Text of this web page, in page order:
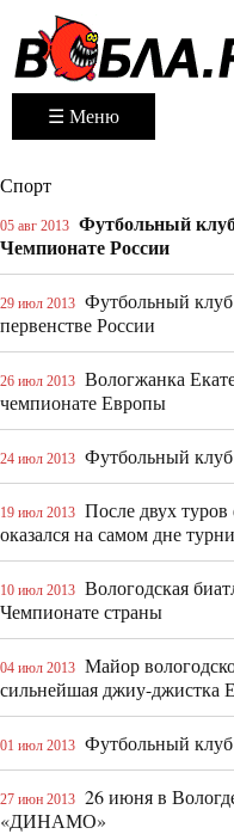
☰ Меню
Спорт
05 авг 2013 Футбольный
Чемпионате России
29 июл 2013 Футбольный клуб
первенстве России
26 июл 2013 Вологжанка
чемпионате Европы
24 июл 2013 Футбольный
19 июл 2013 После двух
оказался на самом дне
10 июл 2013 Вологодская
Чемпионате страны
04 июл 2013 Майор
сильнейшая джиу-джистка
01 июл 2013 Футбольный клуб
27 июн 2013 26 июня в
«ДИНАМО»